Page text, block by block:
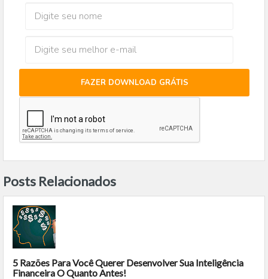
FAZER DOWNLOAD GRÁTIS
Posts Relacionados
5 Razões Para Você Querer Desenvolver Sua Inteligência
Financeira O Quanto Antes!